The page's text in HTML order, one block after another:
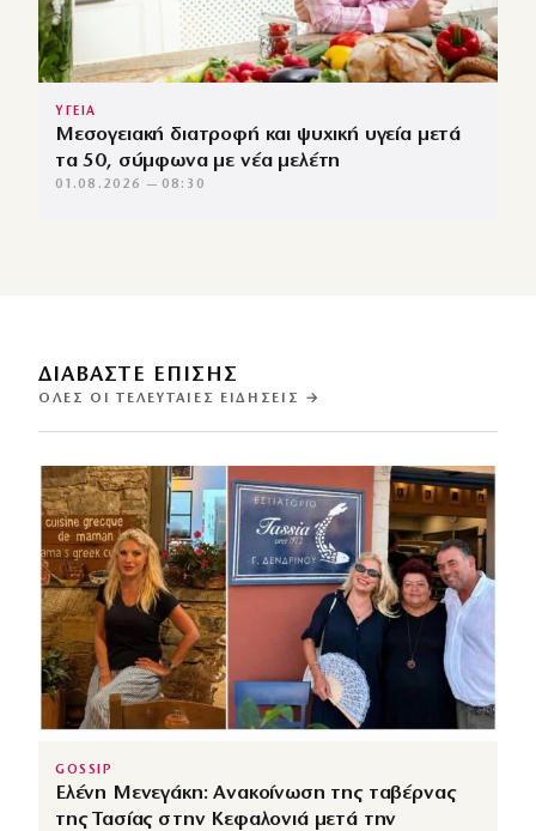
ΥΓΕΙΑ
Μεσογειακή διατροφή και ψυχική υγεία μετά
τα 50, σύμφωνα με νέα μελέτη
01.08.2026 — 08:30
ΔΙΑΒΑΣΤΕ ΕΠΙΣΗΣ
ΌΛΕΣ ΟΙ ΤΕΛΕΥΤΑΊΕΣ ΕΙΔΉΣΕΙΣ →
GOSSIP
Ελένη Μενεγάκη: Ανακοίνωση της ταβέρνας
της Τασίας στην Κεφαλονιά μετά την